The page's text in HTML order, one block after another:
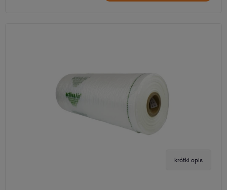
krótki opis